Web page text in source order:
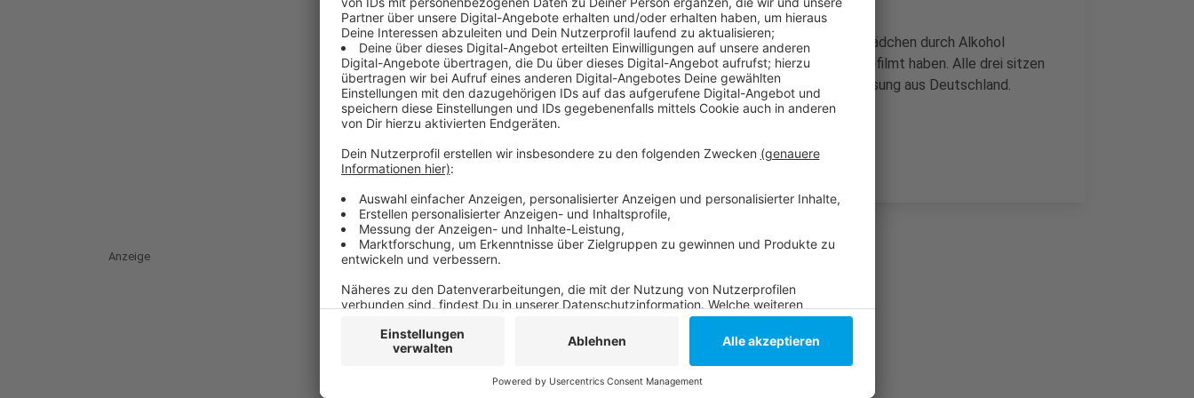
Laut Polizei hatten die drei Rumänen aus Reisholz und Eller die Mädchen durch Alkohol
willenlos gemacht. Anschließend sollen sie die Vergewaltigung gefilmt haben. Alle drei sitzen
nun in Untersuchungshaft. Bei einer Verurteilung droht die Ausweisung aus Deutschland.
Anzeige
Anzeige